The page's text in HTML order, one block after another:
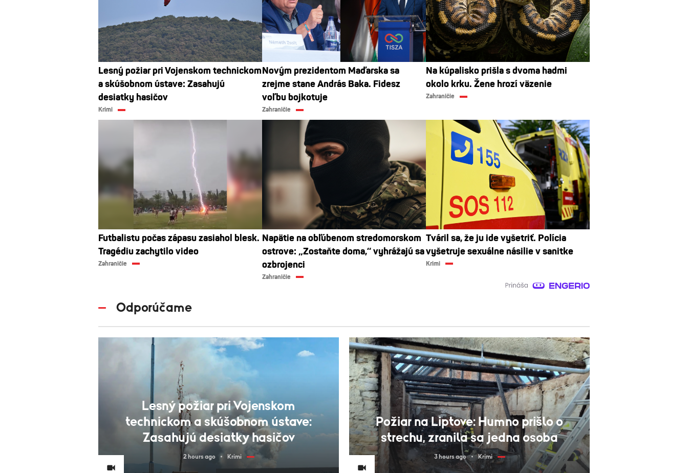
Lesný požiar pri Vojenskom technickom
a skúšobnom ústave: Zasahujú
desiatky hasičov
Krimi
Novým prezidentom Maďarska sa
zrejme stane András Baka. Fidesz
voľbu bojkotuje
Zahraničie
Na kúpalisko prišla s dvoma hadmi
okolo krku. Žene hrozí väzenie
Zahraničie
Futbalistu počas zápasu zasiahol blesk.
Tragédiu zachytilo video
Zahraničie
Napätie na obľúbenom stredomorskom
ostrove: „Zostaňte doma,“ vyhrážajú sa
ozbrojenci
Zahraničie
Tváril sa, že ju ide vyšetriť. Polícia
vyšetruje sexuálne násilie v sanitke
Krimi
Odporúčame
Lesný požiar pri Vojenskom
technickom a skúšobnom ústave:
Zasahujú desiatky hasičov
2 hours ago Krimi
Požiar na Liptove: Humno prišlo o
strechu, zranila sa jedna osoba
3 hours ago Krimi